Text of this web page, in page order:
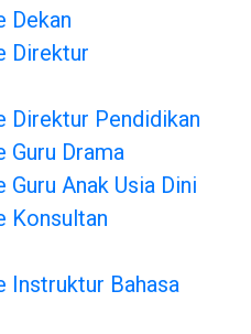
Dekan
Direktur
Direktur Pendidikan
Guru Drama
Guru Anak Usia Dini
Konsultan
Instruktur Bahasa